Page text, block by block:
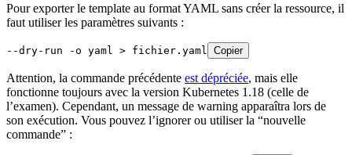
Pour exporter le template au format YAML sans créer la ressource, il
faut utiliser les paramètres suivants :
--dry-run -o yaml > fichier.yaml Copier
Attention, la commande précédente est dépréciée, mais elle
fonctionne toujours avec la version Kubernetes 1.18 (celle de
l’examen). Cependant, un message de warning apparaîtra lors de
son exécution. Vous pouvez l’ignorer ou utiliser la “nouvelle
commande” :